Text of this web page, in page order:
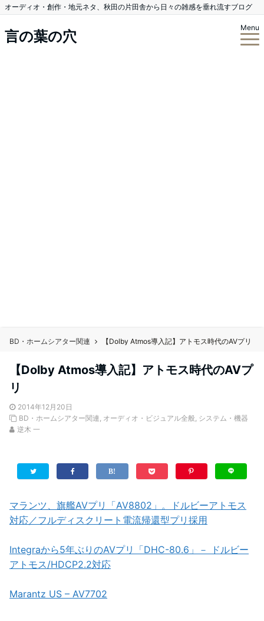
オーディオ・創作・地元ネタ、秋田の片田舎から日々の雑感を垂れ流すブログ
言の葉の穴
Menu
BD・ホームシアター関連 【Dolby Atmos導入記】アトモス時代のAVプリ
【Dolby Atmos導入記】アトモス時代のAVプ
リ
2014年12月20日
BD・ホームシアター関連, オーディオ・ビジュアル全般, システム・機器
逆木 一
マランツ、旗艦AVプリ「AV8802」。ドルビーアトモス
対応／フルディスクリート電流帰還型プリ採用
Integraから5年ぶりのAVプリ「DHC-80.6」－ ドルビー
アトモス/HDCP2.2対応
Marantz US – AV7702